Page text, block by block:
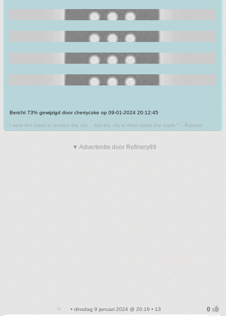
Bericht 73% gewijzigd door cherrycoke op 09-01-2024 20:12:45
"I wear the mask to protect the city… but the city is what made the mask." – Batman
▼ Advertentie door Refinery89
• dinsdag 9 januari 2024 @ 20:19 • 13